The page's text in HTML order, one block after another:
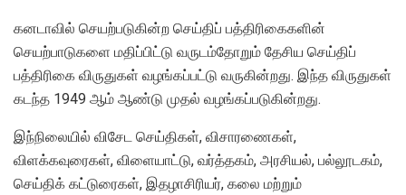
கனடாவில் செயற்படுகின்ற செய்திப் பத்திரிகைகளின்
செயற்பாடுகளை மதிப்பிட்டு வருடம்தோறும் தேசிய செய்திப்
பத்திரிகை விருதுகள் வழங்கப்பட்டு வருகின்றது. இந்த விருதுகள்
கடந்த 1949 ஆம் ஆண்டு முதல் வழங்கப்படுகின்றது.
இந்நிலையில் விசேட செய்திகள், விசாரணைகள்,
விளக்கவுரைகள், விளையாட்டு, வர்த்தகம், அரசியல், பல்லூடகம்,
செய்திக் கட்டுரைகள், இதழாசிரியர், கலை மற்றும்